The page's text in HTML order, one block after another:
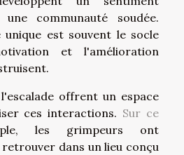
communauté soudée.
unique est souvent le socle
et l'amélioration
offrent un espace
ces interactions. Sur ce
les grimpeurs ont
dans un lieu conçu